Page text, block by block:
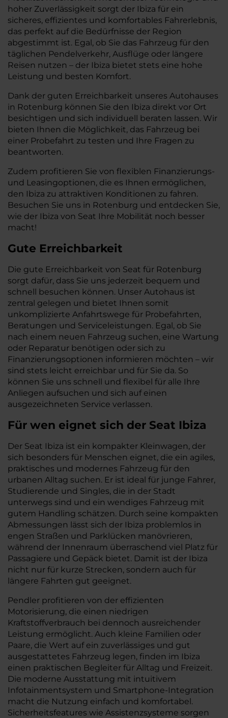
hoher Zuverlässigkeit sorgt der Ibiza für ein
sicheres, effizientes und komfortables Fahrerlebnis,
das perfekt auf die Bedürfnisse der Region
abgestimmt ist. Egal, ob Sie das Fahrzeug für den
täglichen Pendelverkehr, Ausflüge oder längere
Reisen nutzen – der Ibiza bietet stets eine hohe
Leistung und besten Komfort.
Dank der guten Erreichbarkeit unseres Autohauses
in Rotenburg können Sie den Ibiza direkt vor Ort
besichtigen und sich individuell beraten lassen. Wir
bieten Ihnen die Möglichkeit, das Fahrzeug bei
einer Probefahrt zu testen und Ihre Fragen zu
beantworten.
Zudem profitieren Sie von flexiblen Finanzierungs-
und Leasingoptionen, die es Ihnen ermöglichen,
den Ibiza zu attraktiven Konditionen zu fahren.
Besuchen Sie uns in Rotenburg und entdecken Sie,
wie der Ibiza von Seat Ihre Mobilität noch besser
macht!
Gute Erreichbarkeit
Die gute Erreichbarkeit von Seat für Rotenburg
sorgt dafür, dass Sie uns jederzeit bequem und
schnell besuchen können. Unser Autohaus ist
zentral gelegen und bietet Ihnen somit
unkomplizierte Anfahrtswege für Probefahrten,
Beratungen und Serviceleistungen. Egal, ob Sie
nach einem neuen Fahrzeug suchen, eine Wartung
oder Reparatur benötigen oder sich zu
Finanzierungsoptionen informieren möchten – wir
sind stets leicht erreichbar und für Sie da. So
können Sie uns schnell und flexibel für alle Ihre
Anliegen aufsuchen und sich auf einen
ausgezeichneten Service verlassen.
Für wen eignet sich der Seat Ibiza
Der Seat Ibiza ist ein kompakter Kleinwagen, der
sich besonders für Menschen eignet, die ein agiles,
praktisches und modernes Fahrzeug für den
urbanen Alltag suchen. Er ist ideal für junge Fahrer,
Studierende und Singles, die in der Stadt
unterwegs sind und ein wendiges Fahrzeug mit
gutem Handling schätzen. Durch seine kompakten
Abmessungen lässt sich der Ibiza problemlos in
engen Straßen und Parklücken manövrieren,
während der Innenraum überraschend viel Platz für
Passagiere und Gepäck bietet. Damit ist der Ibiza
nicht nur für kurze Strecken, sondern auch für
längere Fahrten gut geeignet.
Pendler profitieren von der effizienten
Motorisierung, die einen niedrigen
Kraftstoffverbrauch bei dennoch ausreichender
Leistung ermöglicht. Auch kleine Familien oder
Paare, die Wert auf ein zuverlässiges und gut
ausgestattetes Fahrzeug legen, finden im Ibiza
einen praktischen Begleiter für Alltag und Freizeit.
Die moderne Ausstattung mit intuitivem
Infotainmentsystem und Smartphone-Integration
macht die Nutzung einfach und komfortabel.
Sicherheitsfeatures wie Assistenzsysteme sorgen